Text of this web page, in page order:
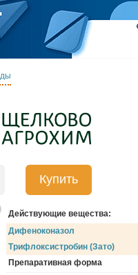
Купить
Действующие вещества:
Дифеноконазол
Трифлоксистробин (Зато)
Препаративная форма